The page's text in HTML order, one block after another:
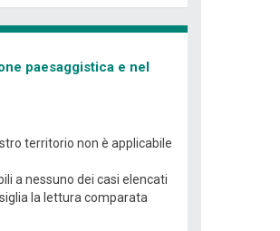
paesaggistica e nel
territorio non è applicabile
a nessuno dei casi elencati
la lettura comparata